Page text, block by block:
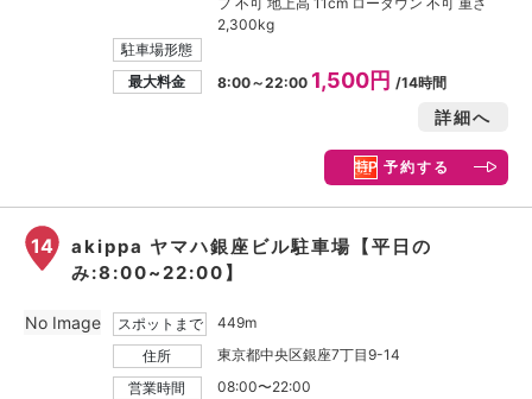
2,300kg
駐車場形態
最大料金
8:00～22:00 1,500円 /14時間
詳細へ
予約する
14
akippa ヤマハ銀座ビル駐車場【平日の
み:8:00~22:00】
スポットまで
449m
住所
東京都中央区銀座7丁目9-14
営業時間
08:00〜22:00
No Image